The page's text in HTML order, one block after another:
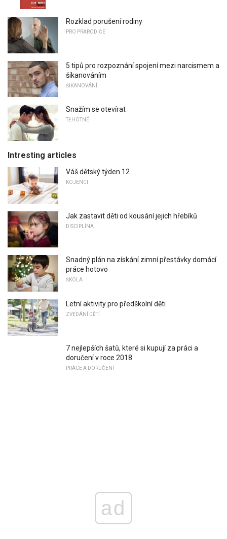
Rozklad porušení rodiny
PRO PRARODIČE
5 tipů pro rozpoznání spojení mezi narcismem a
šikanováním
ŠIKANOVÁNÍ
Snažím se otevírat
TĚHOTNÉ
Intresting articles
Váš dětský týden 12
KOJENCI
Jak zastavit děti od kousání jejich hřebíků
DISCIPLÍNA
Snadný plán na získání zimní přestávky domácí
práce hotovo
ŠKOLA
Letní aktivity pro předškolní děti
ZVEDÁNÍ DĚTÍ
7 nejlepších šatů, které si kupují za práci a
doručení v roce 2018
PRÁCE A DORUČENÍ
ad